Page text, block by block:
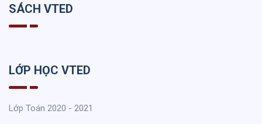
SÁCH VTED
LỚP HỌC VTED
Lớp Toán 2020 - 2021